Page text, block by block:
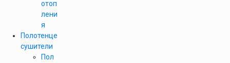
отоп
лени
я
Полотенце
сушители
Пол